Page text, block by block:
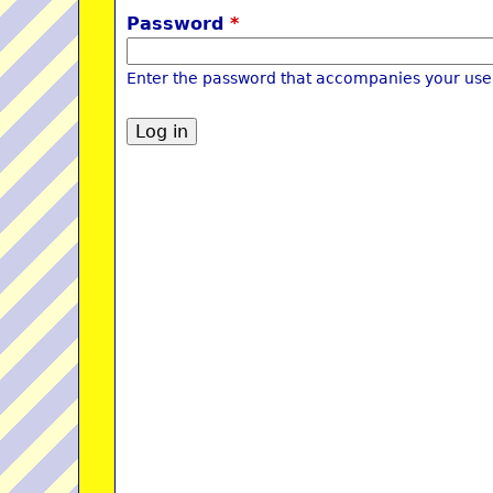
Password *
Enter the password that accompanies your